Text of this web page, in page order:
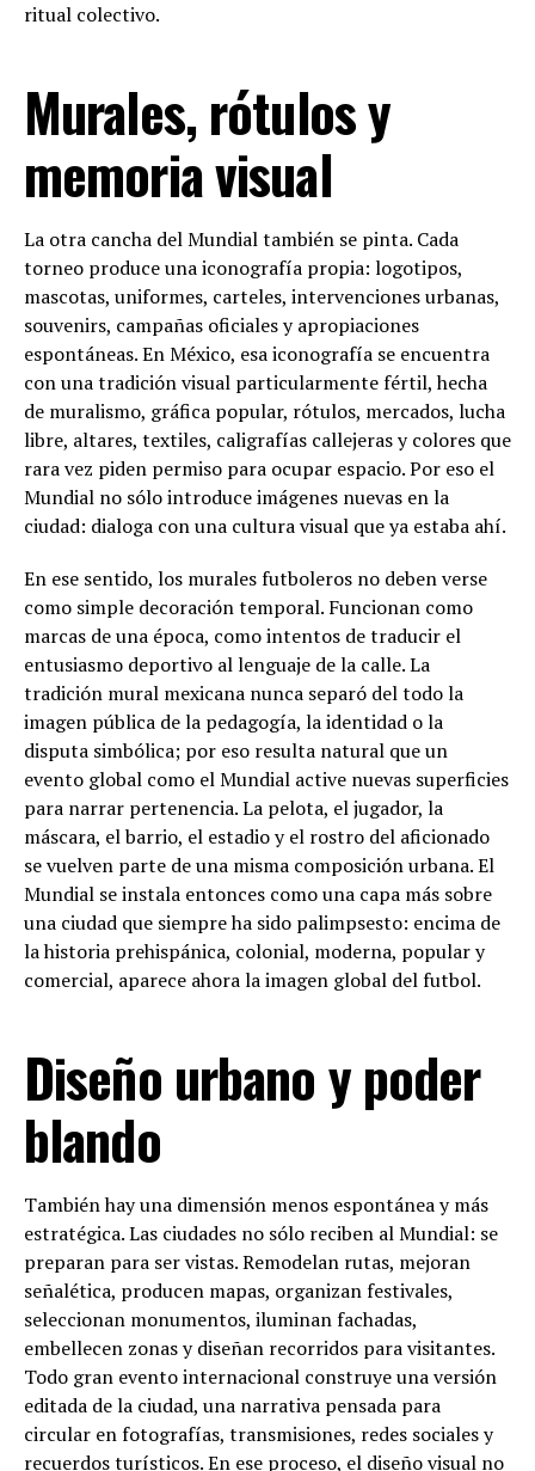
ritual colectivo.
Murales, rótulos y
memoria visual
La otra cancha del Mundial también se pinta. Cada
torneo produce una iconografía propia: logotipos,
mascotas, uniformes, carteles, intervenciones urbanas,
souvenirs, campañas oficiales y apropiaciones
espontáneas. En México, esa iconografía se encuentra
con una tradición visual particularmente fértil, hecha
de muralismo, gráfica popular, rótulos, mercados, lucha
libre, altares, textiles, caligrafías callejeras y colores que
rara vez piden permiso para ocupar espacio. Por eso el
Mundial no sólo introduce imágenes nuevas en la
ciudad: dialoga con una cultura visual que ya estaba ahí.
En ese sentido, los murales futboleros no deben verse
como simple decoración temporal. Funcionan como
marcas de una época, como intentos de traducir el
entusiasmo deportivo al lenguaje de la calle. La
tradición mural mexicana nunca separó del todo la
imagen pública de la pedagogía, la identidad o la
disputa simbólica; por eso resulta natural que un
evento global como el Mundial active nuevas superficies
para narrar pertenencia. La pelota, el jugador, la
máscara, el barrio, el estadio y el rostro del aficionado
se vuelven parte de una misma composición urbana. El
Mundial se instala entonces como una capa más sobre
una ciudad que siempre ha sido palimpsesto: encima de
la historia prehispánica, colonial, moderna, popular y
comercial, aparece ahora la imagen global del futbol.
Diseño urbano y poder
blando
También hay una dimensión menos espontánea y más
estratégica. Las ciudades no sólo reciben al Mundial: se
preparan para ser vistas. Remodelan rutas, mejoran
señalética, producen mapas, organizan festivales,
seleccionan monumentos, iluminan fachadas,
embellecen zonas y diseñan recorridos para visitantes.
Todo gran evento internacional construye una versión
editada de la ciudad, una narrativa pensada para
circular en fotografías, transmisiones, redes sociales y
recuerdos turísticos. En ese proceso, el diseño visual no